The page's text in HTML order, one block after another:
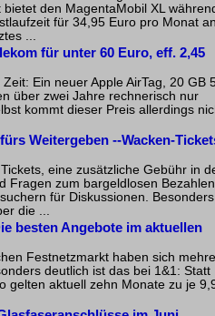
den MagentaMobil XL
für 34,95 Euro pro Monat
...
für unter 60 Euro, eff. 2,45
Ein neuer Apple AirTag, 20 GB
über zwei Jahre rechnerisch nur
kommt dieser Preis allerdings
Weitergeben --Wacken-
eine zusätzliche Gebühr in
Fragen zum bargeldlosen Bezahlen
für Diskussionen. Besonders
die ...
besten Angebote im aktuellen
Festnetzmarkt haben sich
deutlich ist das bei 1&1: Statt
gelten aktuell zehn Monate zu je